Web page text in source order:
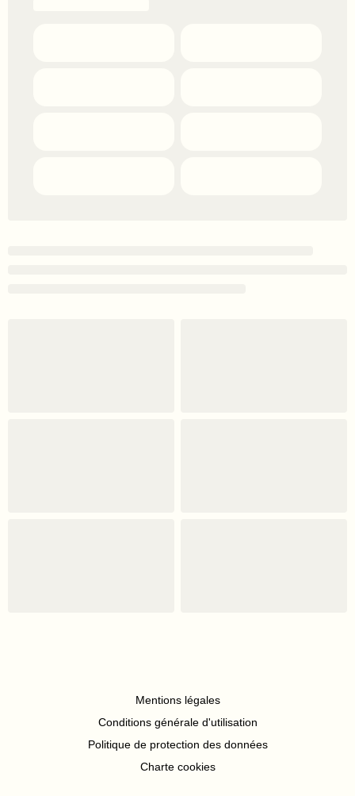
Mentions légales
Conditions générale d'utilisation
Politique de protection des données
Charte cookies